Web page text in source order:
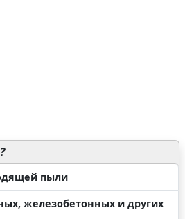
пыли
железобетонных и других